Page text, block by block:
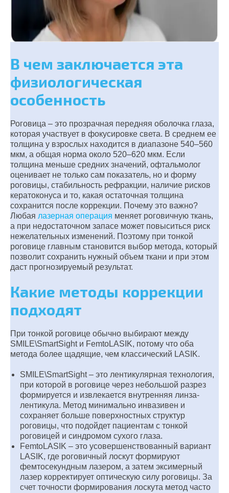
В чем заключается эта
физиологическая
особенность
Роговица – это прозрачная передняя оболочка глаза,
которая участвует в фокусировке света. В среднем ее
толщина у взрослых находится в диапазоне 540–560
мкм, а общая норма около 520–620 мкм. Если
толщина меньше средних значений, офтальмолог
оценивает не только сам показатель, но и форму
роговицы, стабильность рефракции, наличие рисков
кератоконуса и то, какая остаточная толщина
сохранится после коррекции. Почему это важно?
Любая лазерная операция меняет роговичную ткань,
а при недостаточном запасе может повыситься риск
нежелательных изменений. Поэтому при тонкой
роговице главным становится выбор метода, который
позволит сохранить нужный объем ткани и при этом
даст прогнозируемый результат.
Какие методы коррекции
подходят
При тонкой роговице обычно выбирают между
SMILE\SmartSight и FemtoLASIK, потому что оба
метода более щадящие, чем классический LASIK.
SMILE\SmartSight – это лентикулярная технология,
при которой в роговице через небольшой разрез
формируется и извлекается внутренняя линза-
лентикула. Метод минимально инвазивен и
сохраняет больше поверхностных структур
роговицы, что подойдет пациентам с тонкой
роговицей и синдромом сухого глаза.
FemtoLASIK – это усовершенствованный вариант
LASIK, где роговичный лоскут формируют
фемтосекундным лазером, а затем эксимерный
лазер корректирует оптическую силу роговицы. За
счет точности формирования лоскута метод часто